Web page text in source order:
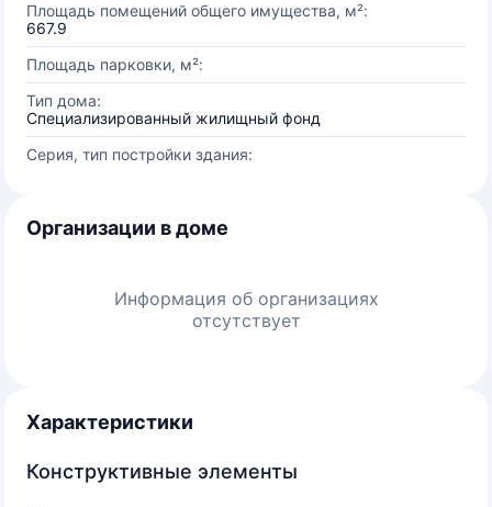
Площадь помещений общего имущества, м²:
667.9
Площадь парковки, м²:
Тип дома:
Специализированный жилищный фонд
Серия, тип постройки здания:
Организации в доме
Информация об организациях
отсутствует
Характеристики
Конструктивные элементы